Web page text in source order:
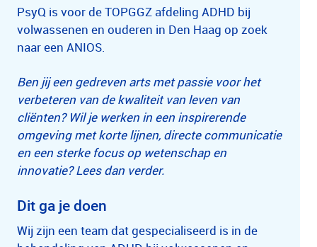
PsyQ is voor de TOPGGZ afdeling ADHD bij
volwassenen en ouderen in Den Haag op zoek
naar een ANIOS.
Ben jij een gedreven arts met passie voor het
verbeteren van de kwaliteit van leven van
cliënten? Wil je werken in een inspirerende
omgeving met korte lijnen, directe communicatie
en een sterke focus op wetenschap en
innovatie? Lees dan verder.
Dit ga je doen
Wij zijn een team dat gespecialiseerd is in de